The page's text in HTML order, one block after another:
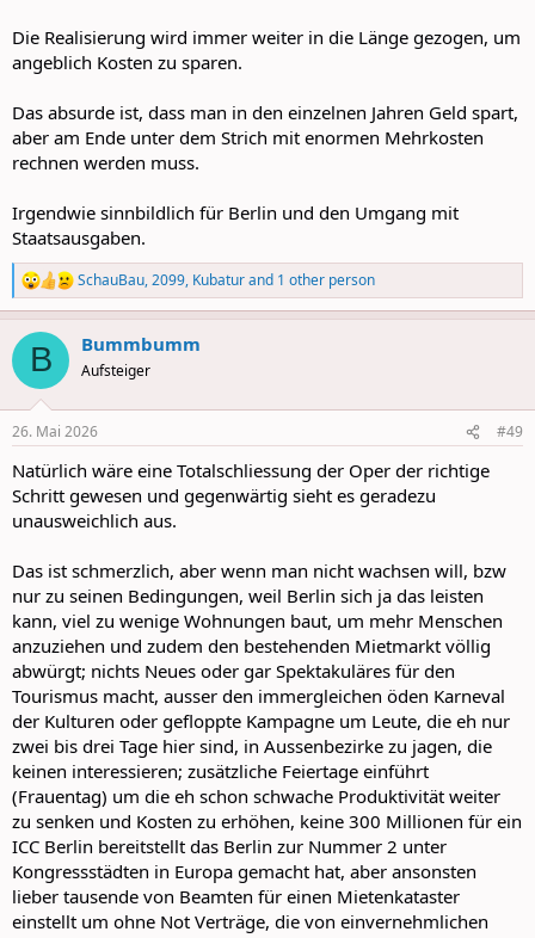
Die Realisierung wird immer weiter in die Länge gezogen, um
angeblich Kosten zu sparen.
Das absurde ist, dass man in den einzelnen Jahren Geld spart,
aber am Ende unter dem Strich mit enormen Mehrkosten
rechnen werden muss.
Irgendwie sinnbildlich für Berlin und den Umgang mit
Staatsausgaben.
R
e
a
c
i
s
SchauBau,2099, Kubaturand 1 other person
B Bummbumm
Aufsteiger
26. Mai 2026 #49
Natürlich wäre eine Totalschliessung der Oper der richtige
Schritt gewesen und gegenwärtig sieht es geradezu
unausweichlich aus.
Das ist schmerzlich, aber wenn man nicht wachsen will, bzw
nur zu seinen Bedingungen, weil Berlin sich ja das leisten
kann, viel zu wenige Wohnungen baut, um mehr Menschen
anzuziehen und zudem den bestehenden Mietmarkt völlig
abwürgt; nichts Neues oder gar Spektakuläres für den
Tourismus macht, ausser den immergleichen öden Karneval
der Kulturen oder gefloppte Kampagne um Leute, die eh nur
zwei bis drei Tage hier sind, in Aussenbezirke zu jagen, die
keinen interessieren; zusätzliche Feiertage einführt
(Frauentag) um die eh schon schwache Produktivität weiter
zu senken und Kosten zu erhöhen, keine 300 Millionen für ein
ICC Berlin bereitstellt das Berlin zur Nummer 2 unter
Kongressstädten in Europa gemacht hat, aber ansonsten
lieber tausende von Beamten für einen Mietenkataster
einstellt um ohne Not Verträge, die von einvernehmlichen